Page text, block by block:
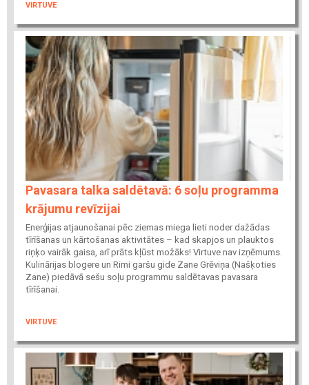
VIRTUVE
Pavasara talka saldētavā: 6 soļu programma
krājumu revīzijai
Enerģijas atjaunošanai pēc ziemas miega lieti noder dažādas
tīrīšanas un kārtošanas aktivitātes – kad skapjos un plauktos
riņķo vairāk gaisa, arī prāts kļūst možāks! Virtuve nav izņēmums.
Kulinārijas blogere un Rimi garšu gide Zane Grēviņa (Našķoties
Zane) piedāvā sešu soļu programmu saldētavas pavasara
tīrīšanai.
VIRTUVE